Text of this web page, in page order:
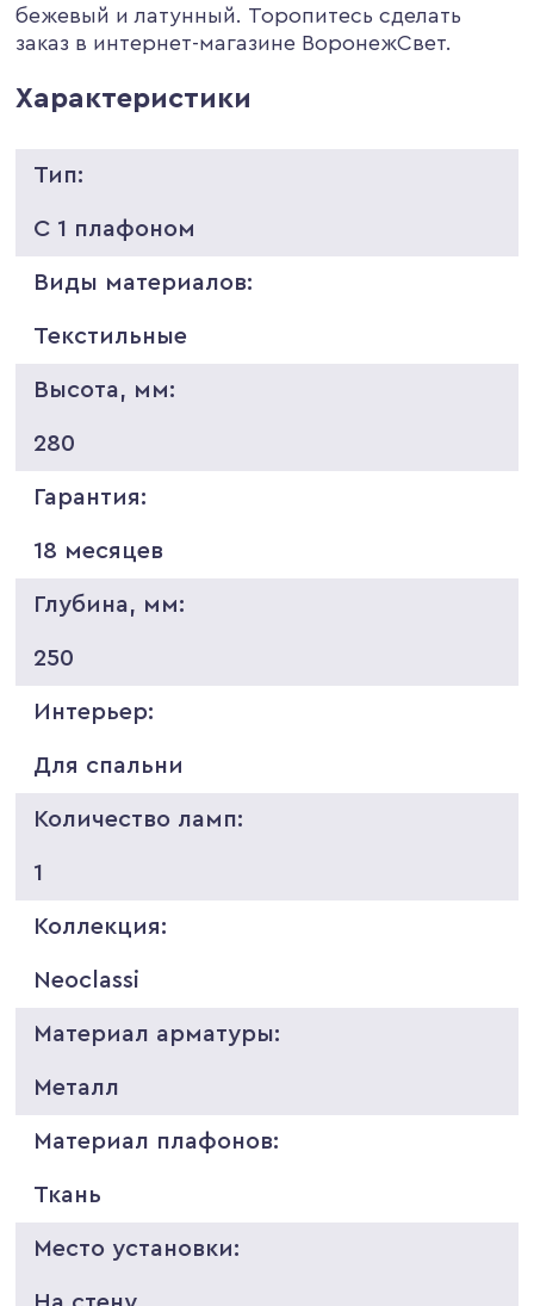
бежевый и латунный. Торопитесь сделать
заказ в интернет-магазине ВоронежСвет.
Характеристики
Тип:
С 1 плафоном
Виды материалов:
Текстильные
Высота, мм:
280
Гарантия:
18 месяцев
Глубина, мм:
250
Интерьер:
Для спальни
Количество ламп:
1
Коллекция:
Neoclassi
Материал арматуры:
Металл
Материал плафонов:
Ткань
Место установки: